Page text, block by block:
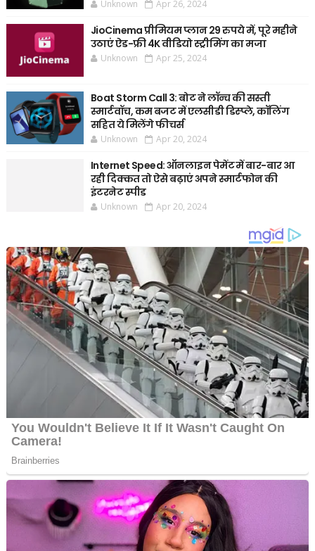
Unknown Apr 26, 2024
JioCinema प्रीमियम प्लान 29 रुपये में, पूरे महीने
उठाएं ऐड-फ्री 4K वीडियो स्ट्रीमिंग का मजा
Unknown Apr 25, 2024
Boat Storm Call 3: बोट ने लॉन्च की सस्ती
स्मार्टवॉच, कम बजट में एलसीडी डिस्प्ले, कॉलिंग
सहित ये मिलेंगे फीचर्स
Unknown Apr 20, 2024
Internet Speed: ऑनलाइन पेमेंट में बार-बार आ
रही दिक्कत तो ऐसे बढ़ाएं अपने स्मार्टफोन की
इंटरनेट स्पीड
Unknown Apr 20, 2024